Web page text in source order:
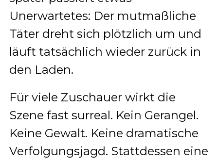
Unerwartetes: Der mutmaßliche
Täter dreht sich plötzlich um und
läuft tatsächlich wieder zurück in
den Laden.
Für viele Zuschauer wirkt die
Szene fast surreal. Kein Gerangel.
Keine Gewalt. Keine dramatische
Verfolgungsjagd. Stattdessen eine